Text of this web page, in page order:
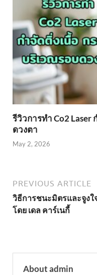
รีวิวการทำ Co2 Laser
ดวงตา
May 2, 2026
PREVIOUS ARTICLE
วิธีการชนะมิตรและจูงใ
โดย เดล คาร์เนกี้
About admin